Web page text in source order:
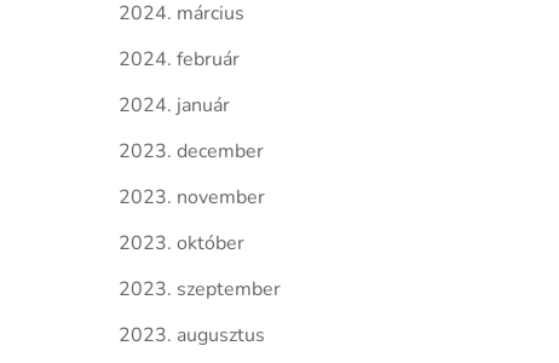
2024. március
2024. február
2024. január
2023. december
2023. november
2023. október
2023. szeptember
2023. augusztus